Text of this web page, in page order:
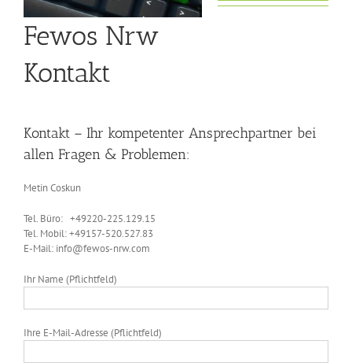
Fewos Nrw
Kontakt
Kontakt – Ihr kompetenter Ansprechpartner bei
allen Fragen & Problemen:
Metin Coskun
Tel. Büro: +49220-225.129.15
Tel. Mobil: +49157-520.527.83
E-Mail: info@fewos-nrw.com
Ihr Name (Pflichtfeld)
Ihre E-Mail-Adresse (Pflichtfeld)